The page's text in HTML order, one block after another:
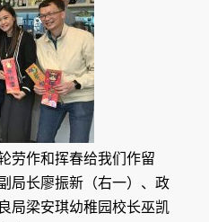
劳作和挥春给我们作留
局长廖振新（右一）、政
局梁安琪幼稚园校长巫凯